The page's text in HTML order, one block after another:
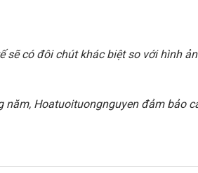
có đôi chút khác biệt so với hình
Hoatuoituongnguyen đảm bảo